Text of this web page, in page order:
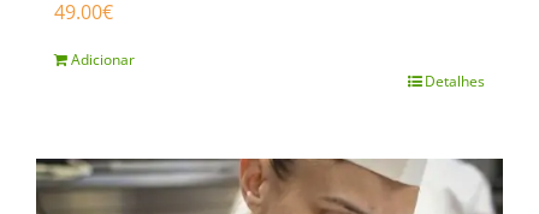
49.00€
Adicionar
Detalhes